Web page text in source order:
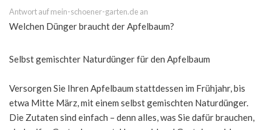
Antwort auf mein-schoener-garten.de an
Welchen Dünger braucht der Apfelbaum?
Selbst gemischter Naturdünger für den Apfelbaum
Versorgen Sie Ihren Apfelbaum stattdessen im Frühjahr, bis
etwa Mitte März, mit einem selbst gemischten Naturdünger.
Die Zutaten sind einfach – denn alles, was Sie dafür brauchen,